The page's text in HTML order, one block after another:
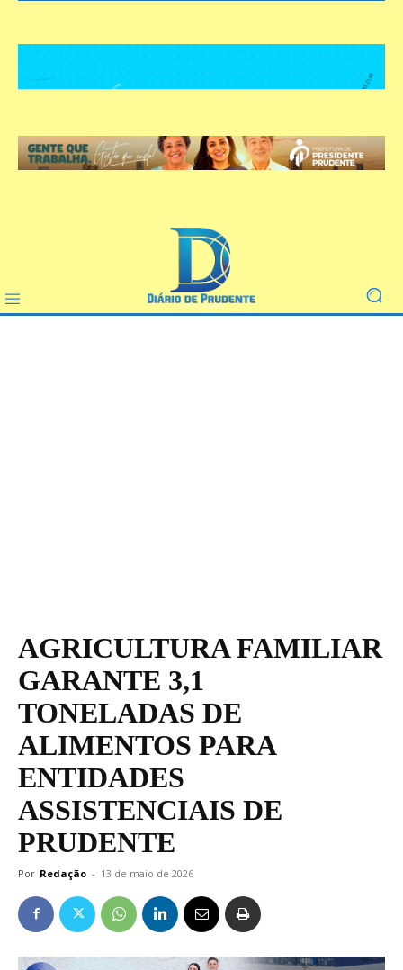
AGRICULTURA FAMILIAR
GARANTE 3,1
TONELADAS DE
ALIMENTOS PARA
ENTIDADES
ASSISTENCIAIS DE
PRUDENTE
Por Redação - 13 de maio de 2026